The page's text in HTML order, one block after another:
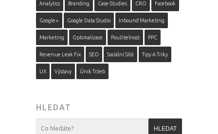
Analytics Branding Case-Studies CRO Facebook
Google+ Google Data Studio Inbound Marketing
Marketing Optimalizace Použitelnost PPC
Revenue Leak Fix SEO Sociální Sítě Tipy A Triky
UX Výstavy Únik Tržeb
HLEDAT